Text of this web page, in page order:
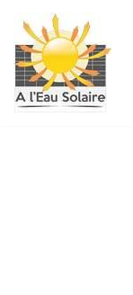
Aller
au
contenu